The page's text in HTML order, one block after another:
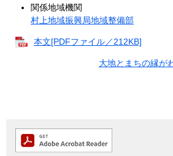
関係地域機関
村上地域振興局地域整備部
本文[PDFファイル／212KB]
大地とまちの縁が